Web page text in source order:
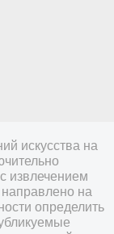
искусства на
извлечением
на
определить